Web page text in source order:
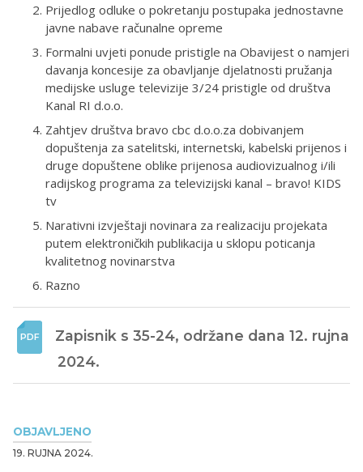
OBJAVLJENO
19. RUJNA 2024.
Prijedlog odluke o pokretanju postupaka jednostavne
javne nabave računalne opreme
Formalni uvjeti ponude pristigle na Obavijest o namjeri
davanja koncesije za obavljanje djelatnosti pružanja
medijske usluge televizije 3/24 pristigle od društva
Kanal RI d.o.o.
Zahtjev društva bravo cbc d.o.o.za dobivanjem
dopuštenja za satelitski, internetski, kabelski prijenos i
druge dopuštene oblike prijenosa audiovizualnog i/ili
radijskog programa za televizijski kanal – bravo! KIDS
tv
Narativni izvještaji novinara za realizaciju projekata
putem elektroničkih publikacija u sklopu poticanja
kvalitetnog novinarstva
Razno
Zapisnik s 35-24, održane dana 12. rujna
2024.